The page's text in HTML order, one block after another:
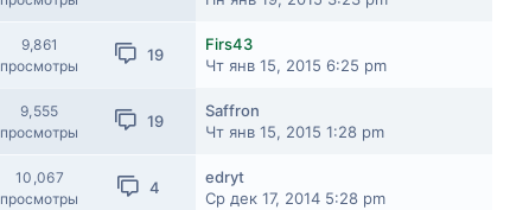
9,861
просмотры
19
Firs43
Чт янв 15, 2015 6:25 pm
9,555
просмотры
19
Saffron
Чт янв 15, 2015 1:28 pm
10,067
просмотры
4
edryt
Ср дек 17, 2014 5:28 pm